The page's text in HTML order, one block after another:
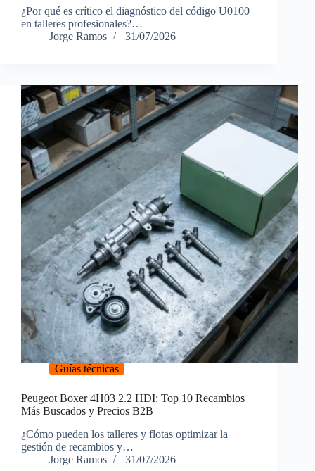
¿Por qué es crítico el diagnóstico del código U0100
en talleres profesionales?…
Jorge Ramos
31/07/2026
Guías técnicas
Peugeot Boxer 4H03 2.2 HDI: Top 10 Recambios
Más Buscados y Precios B2B
¿Cómo pueden los talleres y flotas optimizar la
gestión de recambios y…
Jorge Ramos
31/07/2026